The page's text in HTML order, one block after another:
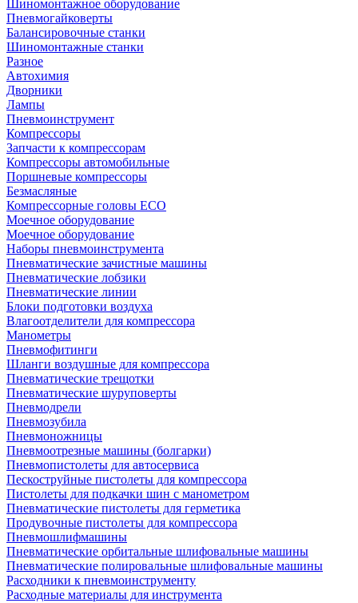
Шиномонтажное оборудование
Пневмогайковерты
Балансировочные станки
Шиномонтажные станки
Разное
Автохимия
Дворники
Лампы
Пневмоинструмент
Компрессоры
Запчасти к компрессорам
Компрессоры автомобильные
Поршневые компрессоры
Безмасляные
Компрессорные головы ECO
Моечное оборудование
Моечное оборудование
Наборы пневмоинструмента
Пневматические зачистные машины
Пневматические лобзики
Пневматические линии
Блоки подготовки воздуха
Влагоотделители для компрессора
Манометры
Пневмофитинги
Шланги воздушные для компрессора
Пневматические трещотки
Пневматические шуруповерты
Пневмодрели
Пневмозубила
Пневмоножницы
Пневмоотрезные машины (болгарки)
Пневмопистолеты для автосервиса
Пескоструйные пистолеты для компрессора
Пистолеты для подкачки шин с манометром
Пневматические пистолеты для герметика
Продувочные пистолеты для компрессора
Пневмошлифмашины
Пневматические орбитальные шлифовальные машины
Пневматические полировальные шлифовальные машины
Расходники к пневмоинструменту
Расходные материалы для инструмента